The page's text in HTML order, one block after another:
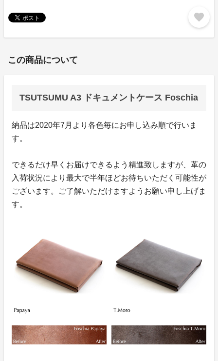
favorite
この商品について
TSUTSUMU A3 ドキュメントケース Foschia
納品は2020年7月より各色毎にお申し込み順で行いま
す。
できるだけ早くお届けできるよう精進致しますが、革の
入荷状況により最大で半年ほどお待ちいただく可能性が
ございます。ご了解いただけますようお願い申し上げま
す。